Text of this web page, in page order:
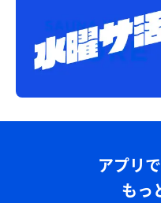
アプリ
もっ